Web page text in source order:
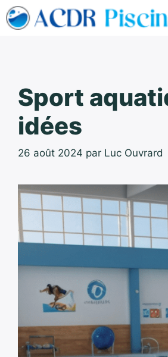
Aller
au
Sport
idées
26 août 2024 par Luc Ouvrard